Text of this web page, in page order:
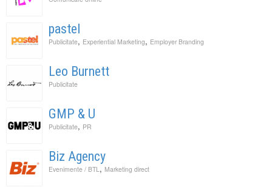
pastel
Publicitate, Experiential Marketing, Employer Branding
Leo Burnett
Publicitate
GMP & U
Publicitate, PR
Biz Agency
Evenimente / BTL , Marketing direct